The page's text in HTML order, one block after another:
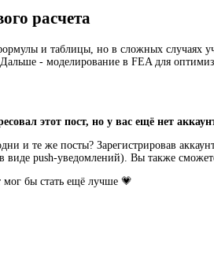
расчета
и таблицы, но в сложных случаях
- моделирование в FEA для
этот пост, но у вас ещё нет
и те же посты? Зарегистрировав
виде push-уведомлений). Вы также
бы стать ещё лучше 💗